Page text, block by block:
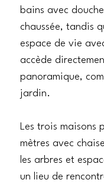
bains avec
chaussée, tandis
espace de vie
accède
panoramique,
jardin.
Les trois maisons
mètres avec
les arbres et
un lieu de